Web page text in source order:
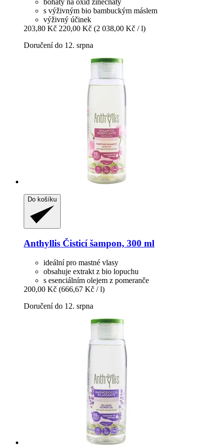
bohatý na oxid zinečnatý
s výživným bio bambuckým máslem
výživný účinek
203,80 Kč 220,00 Kč (2 038,00 Kč / l)
Doručení do 12. srpna
Do košíku
Anthyllis Čisticí šampon, 300 ml
ideální pro mastné vlasy
obsahuje extrakt z bio lopuchu
s esenciálním olejem z pomeranče
200,00 Kč (666,67 Kč / l)
Doručení do 12. srpna